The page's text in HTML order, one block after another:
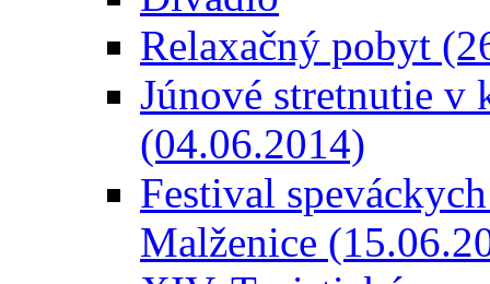
Relaxačný pobyt
Júnové stretnutie v
(04.06.2014)
Festival
Malženice